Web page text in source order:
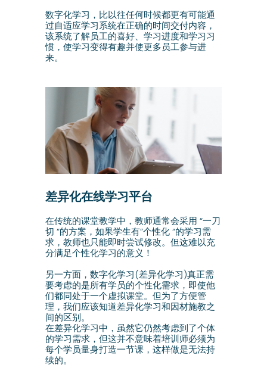
数字化学习，比以往任何时候都更有可能通
过自适应学习系统在正确的时间交付内容，
该系统了解员工的喜好、学习进度和学习习
惯，使学习变得有趣并使更多员工参与进
来。
差异化在线学习平台
在传统的课堂教学中，教师通常会采用 “一刀
切 “的方案，如果学生有”个性化 “的学习需
求，教师也只能即时尝试修改。但这难以充
分满足个性化学习的意义！
另一方面，数字化学习(差异化学习)真正需
要考虑的是所有学员的个性化需求，即使他
们都同处于一个虚拟课堂。但为了方便管
理，我们应该知道差异化学习和因材施教之
间的区别。
在差异化学习中，虽然它仍然考虑到了个体
的学习需求，但这并不意味着培训师必须为
每个学员量身打造一节课，这样做是无法持
续的。